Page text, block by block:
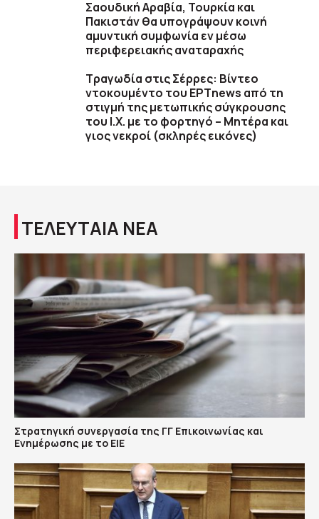
Σαουδική Αραβία, Τουρκία και
Πακιστάν θα υπογράψουν κοινή
αμυντική συμφωνία εν μέσω
περιφερειακής αναταραχής
Τραγωδία στις Σέρρες: Βίντεο
ντοκουμέντο του ΕΡΤnews από τη
στιγμή της μετωπικής σύγκρουσης
του Ι.Χ. με το φορτηγό – Μητέρα και
γιος νεκροί (σκληρές εικόνες)
ΤΕΛΕΥΤΑΙΑ ΝΕΑ
Στρατηγική συνεργασία της ΓΓ Επικοινωνίας και
Ενημέρωσης με το ΕΙΕ